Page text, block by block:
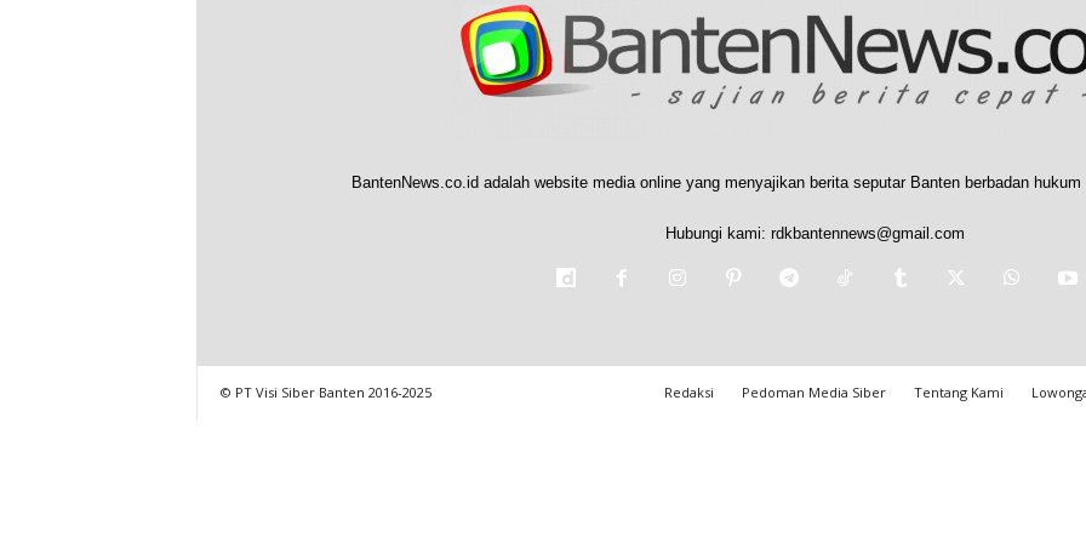
BantenNews.co.id adalah website media online yang menyajikan berita seputar Banten berbadan
Hubungi kami: rdkbantennews@gmail.com
Redaksi Pedoman Media Siber Tentang Kami
© PT Visi Siber Banten 2016-2025